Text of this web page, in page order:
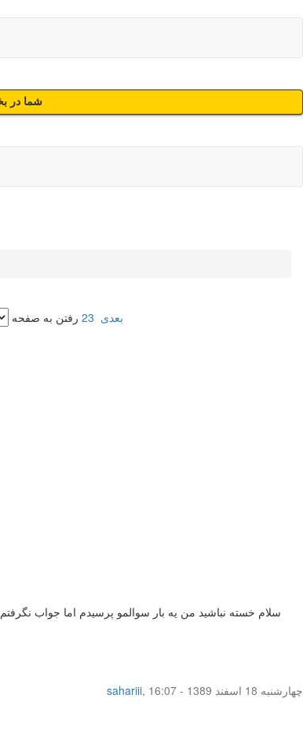
شما در
رفتن به صفحه 23 بعدی
سلام خسته نباشيد من يه بار سوالمو پرسيدم اما جواب
sahariii,
چهار‌شنبه 18 اسفند 1389 - 16:07